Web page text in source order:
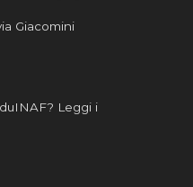
Giacomini
Leggi i